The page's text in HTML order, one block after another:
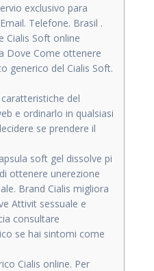
exclusivo para
Telefone. Brasil .
Cialis Soft online
Dove Come ottenere
generico del Cialis Soft.
del
e ordinarlo in qualsiasi
se prendere il
soft gel dissolve pi
ottenere unerezione
Brand Cialis migliora
Attivit sessuale e
consultare
se hai sintomi come
Cialis online. Per